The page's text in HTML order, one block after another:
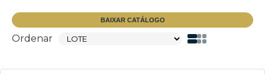
BAIXAR CATÁLOGO
Ordenar